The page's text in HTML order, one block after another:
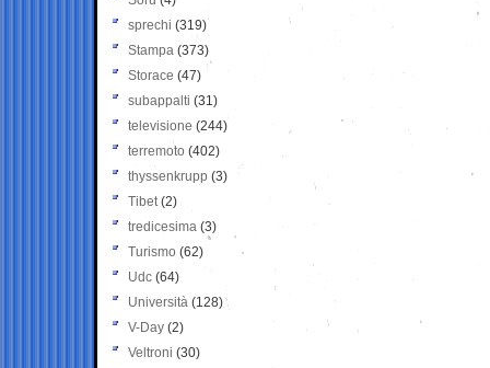
sprechi (319)
Stampa (373)
Storace (47)
subappalti (31)
televisione(244)
terremoto (402)
thyssenkrupp (3)
Tibet(2)
tredicesima (3)
Turismo (62)
Udc (64)
Università (128)
V-Day (2)
Veltroni (30)